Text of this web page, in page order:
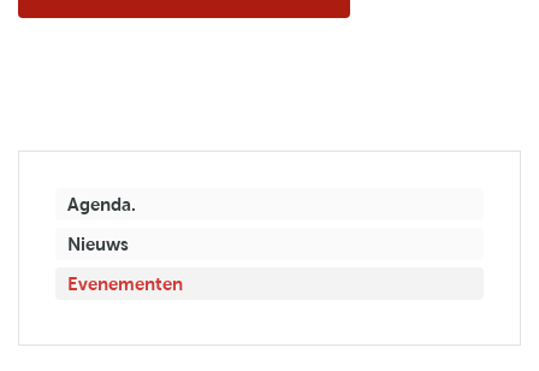
Agenda.
Nieuws
Evenementen